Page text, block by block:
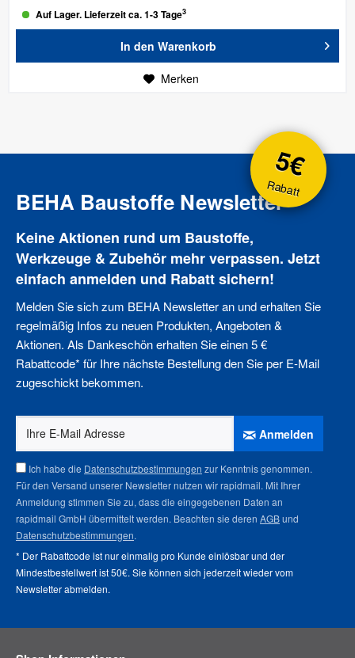
Auf Lager. Lieferzeit ca. 1-3 Tage3
In den Warenkorb
Merken
5€
Rabatt
BEHA Baustoffe Newsletter
Keine Aktionen rund um Baustoffe,
Werkzeuge & Zubehör mehr verpassen. Jetzt
einfach anmelden und Rabatt sichern!
Melden Sie sich zum BEHA Newsletter an und erhalten Sie
regelmäßig Infos zu neuen Produkten, Angeboten &
Aktionen. Als Dankeschön erhalten Sie einen 5 €
Rabattcode* für Ihre nächste Bestellung den Sie per E-Mail
zugeschickt bekommen.
Anmelden
Ich habe die Datenschutzbestimmungen zur Kenntnis genommen.
Für den Versand unserer Newsletter nutzen wir rapidmail. Mit Ihrer
Anmeldung stimmen Sie zu, dass die eingegebenen Daten an
rapidmail GmbH übermittelt werden. Beachten sie deren AGBund
Datenschutzbestimmungen.
* Der Rabattcode ist nur einmalig pro Kunde einlösbar und der
Mindestbestellwert ist 50€. Sie können sich jederzeit wieder vom
Newsletter abmelden.